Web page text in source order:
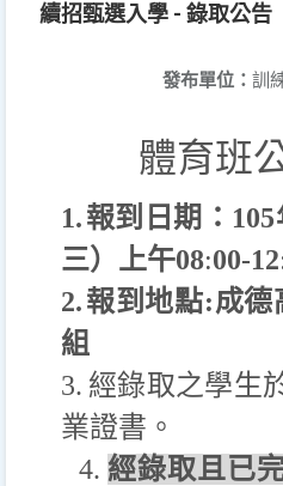
續招甄選入學 - 錄取公告
發布單位： 訓
體育班
1.報到日期： 105
三）上午08:00-12
2.報到地點:成德
組
3. 經錄取之學生
業證書。
4. 經錄取且已